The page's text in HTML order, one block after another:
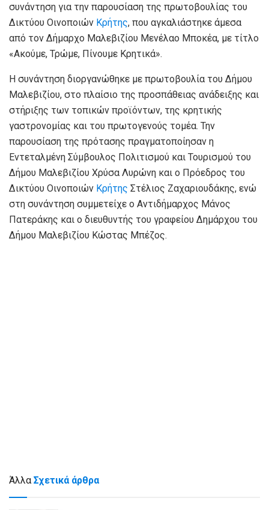
συνάντηση για την παρουσίαση της πρωτοβουλίας του
Δικτύου Οινοποιών Κρήτης, που αγκαλιάστηκε άμεσα
από τον Δήμαρχο Μαλεβιζίου Μενέλαο Μποκέα, με τίτλο
«Ακούμε, Τρώμε, Πίνουμε Κρητικά».
Η συνάντηση διοργανώθηκε με πρωτοβουλία του Δήμου
Μαλεβιζίου, στο πλαίσιο της προσπάθειας ανάδειξης και
στήριξης των τοπικών προϊόντων, της κρητικής
γαστρονομίας και του πρωτογενούς τομέα. Την
παρουσίαση της πρότασης πραγματοποίησαν η
Εντεταλμένη Σύμβουλος Πολιτισμού και Τουρισμού του
Δήμου Μαλεβιζίου Χρύσα Λυρώνη και ο Πρόεδρος του
Δικτύου Οινοποιών Κρήτης Στέλιος Ζαχαριουδάκης, ενώ
στη συνάντηση συμμετείχε ο Αντιδήμαρχος Μάνος
Πατεράκης και ο διευθυντής του γραφείου Δημάρχου του
Δήμου Μαλεβιζίου Κώστας Μπέζος.
Άλλα Σχετικά άρθρα